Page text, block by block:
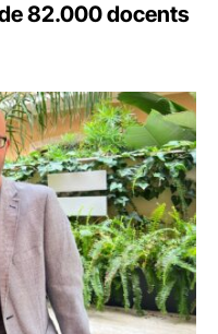
82.000 docents